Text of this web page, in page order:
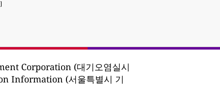
Corporation (대기오염실시
Information (서울특별시 기